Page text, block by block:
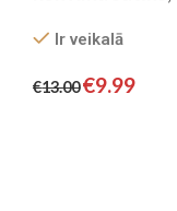
Ir veikalā
€13.00€9.99